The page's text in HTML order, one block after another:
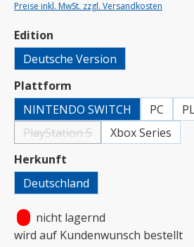
Preise inkl. MwSt. zzgl. Versandkosten
Edition
Deutsche Version
Plattform
NINTENDO SWITCH
PC
PlayStation 5(Diese Option ist zurzeit nicht
Xbox Series
Herkunft
Deutschland
nicht lagernd
wird auf Kundenwunsch bestellt